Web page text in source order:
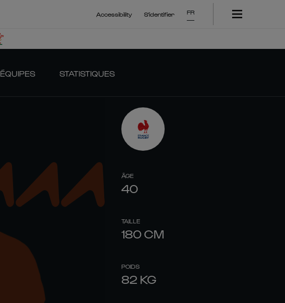
Accessibility S'identifier FR
ÉQUIPES STATISTIQUES
ÂGE
40
TAILLE
180 CM
POIDS
82 KG